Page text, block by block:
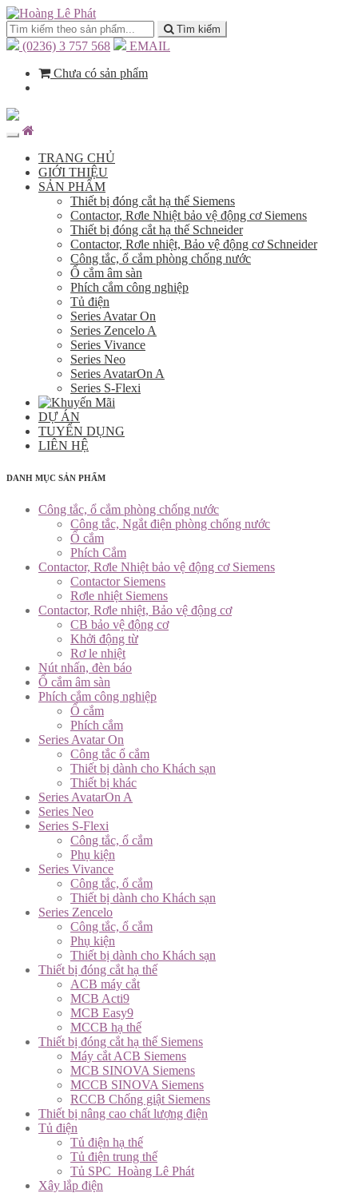
Tìm kiếm
(0236) 3 757 568
EMAIL
Chưa có sản phẩm
TRANG CHỦ
GIỚI THIỆU
SẢN PHẨM
Thiết bị đóng cắt hạ thế Siemens
Contactor, Rơle Nhiệt bảo vệ động cơ Siemens
Thiết bị đóng cắt hạ thế Schneider
Contactor, Rơle nhiệt, Bảo vệ động cơ Schneider
Công tắc, ổ cắm phòng chống nước
Ổ cắm âm sàn
Phích cắm công nghiệp
Tủ điện
Series Avatar On
Series Zencelo A
Series Vivance
Series Neo
Series AvatarOn A
Series S-Flexi
DỰ ÁN
TUYỂN DỤNG
LIÊN HỆ
DANH MỤC SẢN PHẨM
Công tắc, ổ cắm phòng chống nước
Công tắc, Ngắt điện phòng chống nước
Ổ cắm
Phích Cắm
Contactor, Rơle Nhiệt bảo vệ động cơ Siemens
Contactor Siemens
Rơle nhiệt Siemens
Contactor, Rơle nhiệt, Bảo vệ động cơ
CB bảo vệ động cơ
Khởi động từ
Rơ le nhiệt
Nút nhấn, đèn báo
Ổ cắm âm sàn
Phích cắm công nghiệp
Ổ cắm
Phích cắm
Series Avatar On
Công tắc ổ cắm
Thiết bị dành cho Khách sạn
Thiết bị khác
Series AvatarOn A
Series Neo
Series S-Flexi
Công tắc, ổ cắm
Phụ kiện
Series Vivance
Công tắc, ổ cắm
Thiết bị dành cho Khách sạn
Series Zencelo
Công tắc, ổ cắm
Phụ kiện
Thiết bị dành cho Khách sạn
Thiết bị đóng cắt hạ thế
ACB máy cắt
MCB Acti9
MCB Easy9
MCCB hạ thế
Thiết bị đóng cắt hạ thế Siemens
Máy cắt ACB Siemens
MCB SINOVA Siemens
MCCB SINOVA Siemens
RCCB Chống giật Siemens
Thiết bị nâng cao chất lượng điện
Tủ điện
Tủ điện hạ thế
Tủ điện trung thế
Tủ SPC_Hoàng Lê Phát
Xây lắp điện